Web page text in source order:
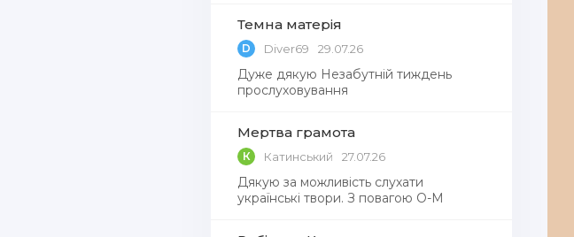
Темна матерія
D Diver69 29.07.26
Дуже дякую Незабутній тиждень
прослуховування
Мертва грамота
К Катинський 27.07.26
Дякую за можливість слухати
українські твори. З повагою О-М